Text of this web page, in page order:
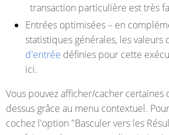
transaction particulière est très
Entrées optimisées– en
statistiques générales, les valeurs
d'entrée définies pour cette
ici.
Vous pouvez afficher/cacher certaines
dessus grâce au menu contextuel.
cochez l'option "Basculer vers les